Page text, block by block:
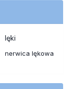
lęki
nerwica lękowa